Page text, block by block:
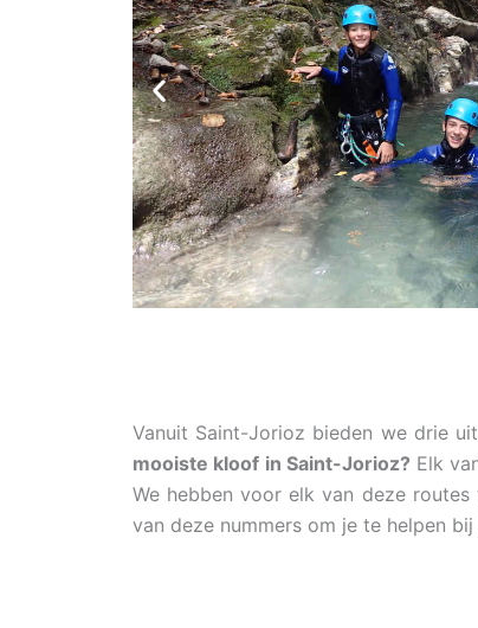
Vanuit Saint-Jorioz bieden we drie
mooiste kloof in Saint-Jorioz? Elk
We hebben voor elk van deze
van deze nummers om je te helpen